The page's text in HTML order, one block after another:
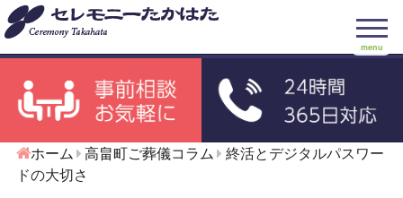
menu
ホーム 高畠町ご葬儀コラム
終活とデジタルパスワー
ドの大切さ